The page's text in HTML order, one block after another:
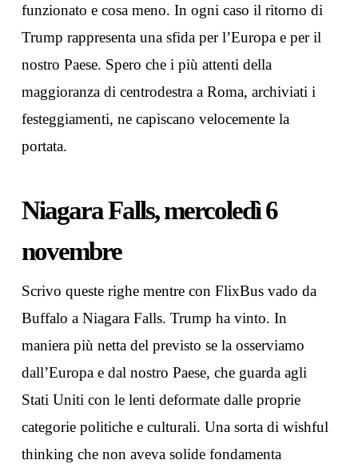
funzionato e cosa meno. In ogni caso il ritorno di
Trump rappresenta una sfida per l’Europa e per il
nostro Paese. Spero che i più attenti della
maggioranza di centrodestra a Roma, archiviati i
festeggiamenti, ne capiscano velocemente la
portata.
Niagara Falls, mercoledì 6
novembre
Scrivo queste righe mentre con FlixBus vado da
Buffalo a Niagara Falls. Trump ha vinto. In
maniera più netta del previsto se la osserviamo
dall’Europa e dal nostro Paese, che guarda agli
Stati Uniti con le lenti deformate dalle proprie
categorie politiche e culturali. Una sorta di wishful
thinking che non aveva solide fondamenta